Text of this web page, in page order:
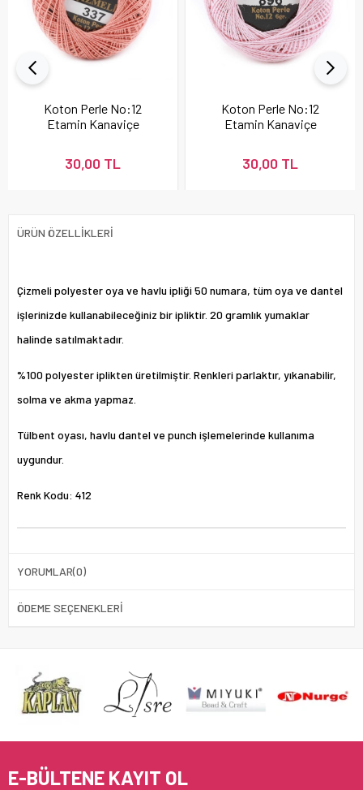
Koton Perle No:12
Etamin Kanaviçe
30,00 TL
Koton Perle No:12
Etamin Kanaviçe
30,00 TL
ÜRÜN ÖZELLIKLERI
Çizmeli polyester oya ve havlu ipliği 50 numara, tüm oya ve dantel
işlerinizde kullanabileceğiniz bir ipliktir. 20 gramlık yumaklar
halinde satılmaktadır.
%100 polyester iplikten üretilmiştir. Renkleri parlaktır, yıkanabilir,
solma ve akma yapmaz.
Tülbent oyası, havlu dantel ve punch işlemelerinde kullanıma
uygundur.
Renk Kodu: 412
YORUMLAR(0)
ÖDEME SEÇENEKLERI
E-BÜLTENE KAYIT OL